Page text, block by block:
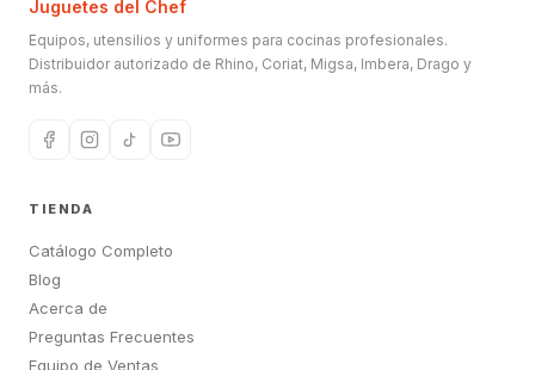
Juguetes del Chef
Equipos, utensilios y uniformes para cocinas profesionales.
Distribuidor autorizado de Rhino, Coriat, Migsa, Imbera, Drago y
más.
TIENDA
Catálogo Completo
Blog
Acerca de
Preguntas Frecuentes
Equipo de Ventas